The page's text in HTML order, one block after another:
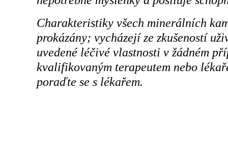
Charakteristiky všech minerálních
prokázány; vycházejí ze zkušeností
uvedené léčivé vlastnosti v žádném
kvalifikovaným terapeutem nebo
poraďte se s lékařem.